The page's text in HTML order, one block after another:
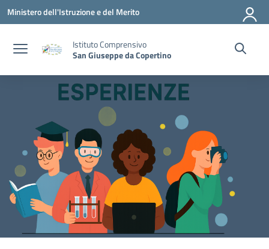
Vai ai contenuti
Vai al menu di navigazione
Vai al footer
Ministero dell'Istruzione e del Merito
Istituto Comprensivo
San Giuseppe da Copertino